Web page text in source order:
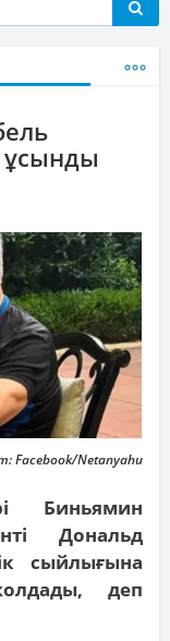
ұсынды
Facebook/Netanyahu
Биньямин
Дональд
сыйлығына
деп